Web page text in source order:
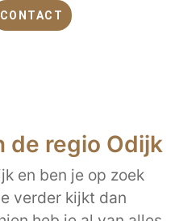
CONTACT
de regio Odijk
en ben je op zoek
verder kijkt dan